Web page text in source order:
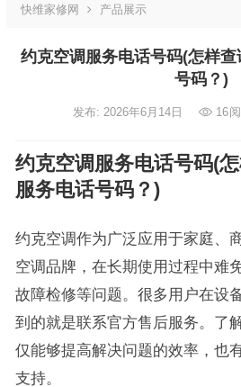
快维家修网 产品展示
约克空调服务电话号码(怎样
号码？)
发布: 2026年6月14日 16
约克空调服务电话号码(
服务电话号码？)
约克空调作为广泛应用于家庭、
空调品牌，在长期使用过程中难
故障检修等问题。很多用户在设
到的就是联系官方售后服务。了
仅能够提高解决问题的效率，也
支持。